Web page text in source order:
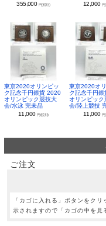
355,000 円(税別)
12,000 円
東京2020オリンピッ
ク記念千円銀貨 2020
オリンピック競技大
会/水泳 完未品
11,000円(税別)
東京2020オ
ク記念千円
オリンピック
会/陸上競技
11,000 円
ご注文
「カゴに入れる」ボタンをク
示されますので「カゴの中を見